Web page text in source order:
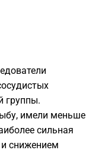
группы.
имели меньше
сильная
снижением